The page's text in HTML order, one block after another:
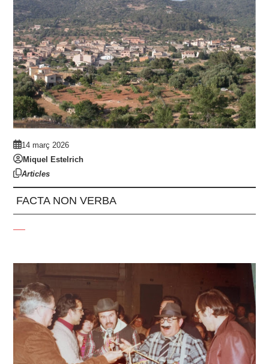
14 març 2026
Miquel Estelrich
Articles
FACTA NON VERBA